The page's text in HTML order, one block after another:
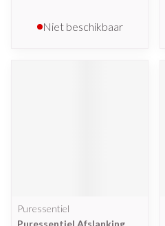
Niet beschikbaar
Puressentiel
Puressentiel Afslanking